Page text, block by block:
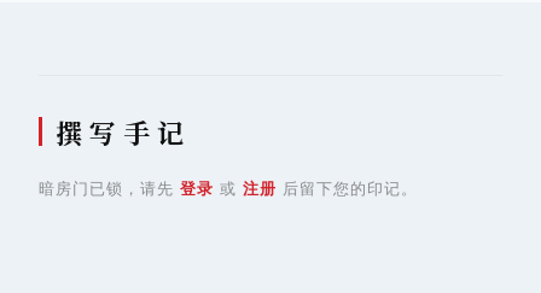
撰 写 手 记
暗房门已锁，请先 登录 或 注册 后留下您的印记。